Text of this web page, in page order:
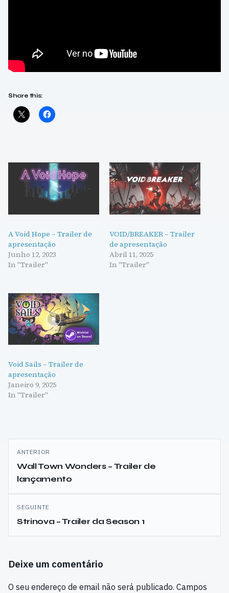
Share this:
A Void Hope – Trailer de
apresentação
Junho 12, 2023
In "Trailer"
VOID/BREAKER – Trailer
de apresentação
Abril 11, 2025
In "Trailer"
Void Sails – Trailer de
apresentação
Janeiro 9, 2025
In "Trailer"
Navegação
de
artigos
ANTERIOR
Wall Town Wonders – Trailer de
lançamento
SEGUINTE
Strinova – Trailer da Season 1
Deixe um comentário
O seu endereço de email não será publicado. Campos